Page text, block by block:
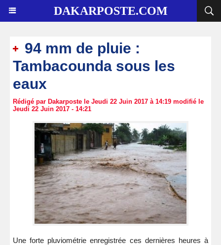
DAKARPOSTE.COM
94 mm de pluie :
Tambacounda sous les
eaux
Rédigé par Dakarposte le Jeudi 22 Juin 2017 à 14:19 modifié le
Jeudi 22 Juin 2017 - 14:21
Une forte pluviométrie enregistrée ces dernières heures à